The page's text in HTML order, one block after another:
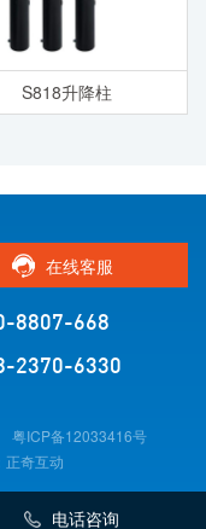
S818升降柱
在线客服
8807-668
2370-6330
粤ICP备12033416号
正奇互动
电话咨询